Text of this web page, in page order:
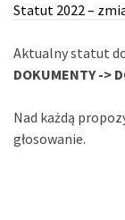
Statut 2022 –
Aktualny statut do
DOKUMENTY ->
Nad każdą
głosowanie.